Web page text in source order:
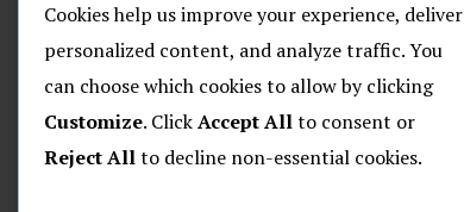
Cookies help us improve your experience, deliver
personalized content, and analyze traffic. You
can choose which cookies to allow by clicking
Customize. ClickAccept Allto consent or
Reject Allto decline non-essential cookies.